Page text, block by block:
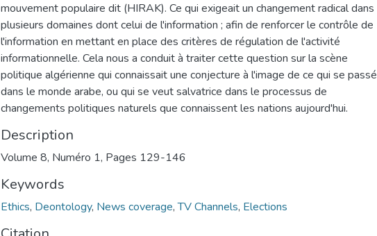
mouvement populaire dit (HIRAK). Ce qui exigeait un changement radical dans
plusieurs domaines dont celui de l'information ; afin de renforcer le contrôle de
l'information en mettant en place des critères de régulation de l'activité
informationnelle. Cela nous a conduit à traiter cette question sur la scène
politique algérienne qui connaissait une conjecture à l'image de ce qui se passé
dans le monde arabe, ou qui se veut salvatrice dans le processus de
changements politiques naturels que connaissent les nations aujourd'hui.
Description
Volume 8, Numéro 1, Pages 129-146
Keywords
Ethics, Deontology, News coverage,TV Channels, Elections